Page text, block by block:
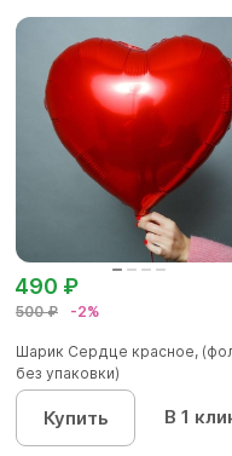
500 ₽ -2%
490 ₽
Шарик Сердце красное,
без упаковки)
Купить В 1